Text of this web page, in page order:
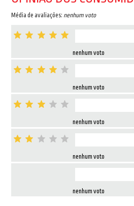
Média de avaliações: nenhum voto
nenhum voto
nenhum voto
nenhum voto
nenhum voto
nenhum voto